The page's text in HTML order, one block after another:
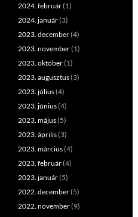
2024. február(1)
2024. január(3)
2023. december(4)
2023. november(1)
2023. október(1)
2023. augusztus(3)
2023. július(4)
2023. június(4)
2023. május(5)
2023. április(3)
2023. március(4)
2023. február(4)
2023. január(5)
2022. december(5)
2022. november(9)